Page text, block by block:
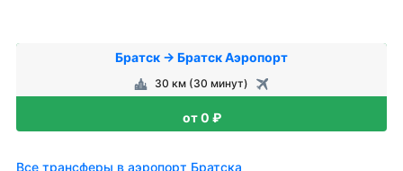
Братск → Братск Аэропорт
30 км (30 минут)
от 0 ₽
Все трансферы в аэропорт Братска